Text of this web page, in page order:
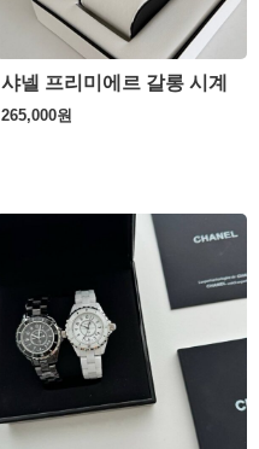
샤넬 프리미에르 갈롱 시계
265,000원